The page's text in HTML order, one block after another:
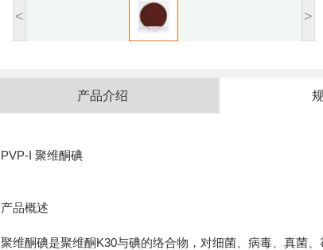
< >
产品介绍
PVP-I 聚维酮碘
产品概述
聚维酮碘是聚维酮K30与碘的络合物，对细菌、病毒、真菌